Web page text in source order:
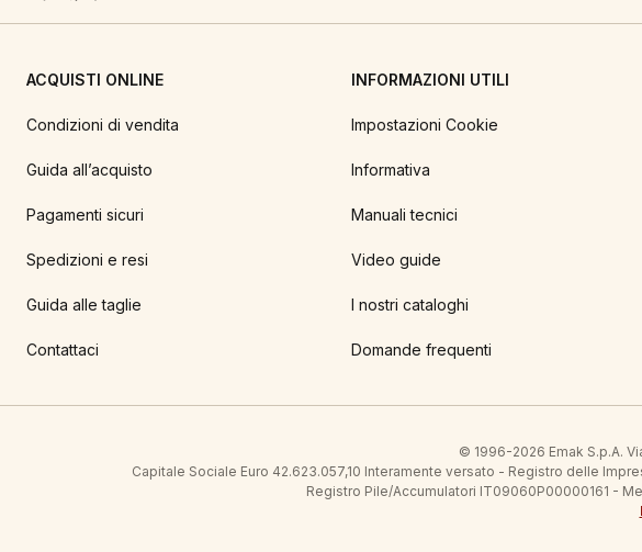
ACQUISTI ONLINE
Condizioni di vendita
Guida all’acquisto
Pagamenti sicuri
Spedizioni e resi
Guida alle taglie
Contattaci
INFORMAZIONI UTILI
Impostazioni Cookie
Informativa
Manuali tecnici
Video guide
I nostri cataloghi
Domande frequenti
© 1996-2026 Emak S.p.A.
Capitale Sociale Euro 42.623.057,10 Interamente versato - Registro delle
Registro Pile/Accumulatori IT09060P00000161 -